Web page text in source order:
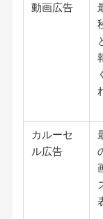
動画広告
カルーセ
ル広告